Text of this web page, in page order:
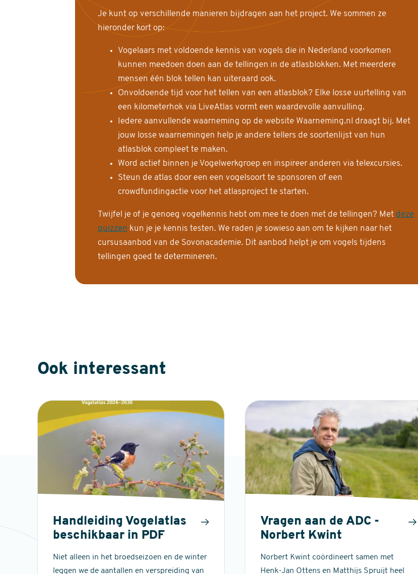
Je kunt op verschillende manieren bijdragen aan het project. We sommen ze
hieronder kort op:
Vogelaars met voldoende kennis van vogels die in Nederland voorkomen
kunnen meedoen doen aan de tellingen in de atlasblokken. Met meerdere
mensen één blok tellen kan uiteraard ook.
Onvoldoende tijd voor het tellen van een atlasblok? Elke losse uurtelling van
een kilometerhok via LiveAtlas vormt een waardevolle aanvulling.
Iedere aanvullende waarneming op de website Waarneming.nl draagt bij. Met
jouw losse waarnemingen help je andere tellers de soortenlijst van hun
atlasblok compleet te maken.
Word actief binnen je Vogelwerkgroep en inspireer anderen via telexcursies.
Steun de atlas door een een vogelsoort te sponsoren of een
crowdfundingactie voor het atlasproject te starten.
Twijfel je of je genoeg vogelkennis hebt om mee te doen met de tellingen? Met deze
quizzen kun je je kennis testen. We raden je sowieso aan om te kijken naar het
cursusaanbod van de Sovonacademie. Dit aanbod helpt je om vogels tijdens
tellingen goed te determineren.
Ook interessant
Handleiding Vogelatlas
beschikbaar in PDF
Niet alleen in het broedseizoen en de winter
leggen we de aantallen en verspreiding van
Vragen aan de ADC -
Norbert Kwint
Norbert Kwint coördineert samen met
Henk-Jan Ottens en Matthijs Spruijt heel